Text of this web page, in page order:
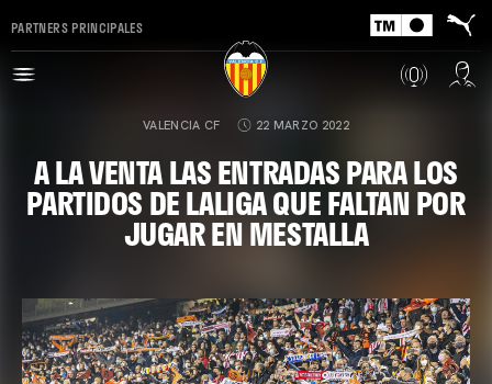
PARTNERS PRINCIPALES
VALENCIA CF 22 MARZO 2022
A LA VENTA LAS ENTRADAS PARA LOS
PARTIDOS DE LALIGA QUE FALTAN POR
JUGAR EN MESTALLA